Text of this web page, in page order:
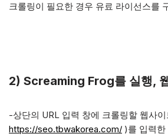
크롤링이 필요한 경우 유료 라이선스를
2) Screaming Frog를 실행,
-상단의 URL 입력 창에 크롤링할 웹사
https://seo.tbwakorea.com/ )를 입력